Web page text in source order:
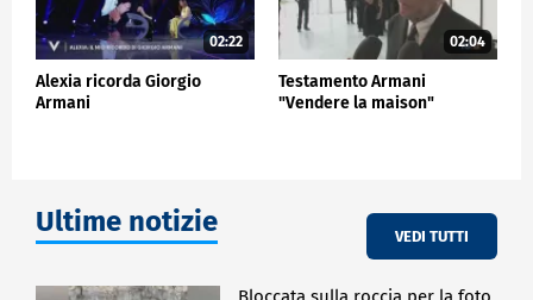
02:22
Alexia ricorda Giorgio
Armani
02:04
Testamento Armani
"Vendere la maison"
Ultime notizie VEDI TUTTI